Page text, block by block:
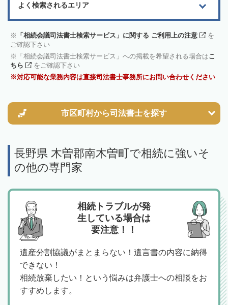
よく検索されるエリア
「相続会議司法書士検索サービス」に関する ご利用上の注意
を
ご確認下さい
「相続会議司法書士検索サービス」への掲載を希望される場合はこ
ちら
をご確認下さい
対応可能な業務内容は直接司法書士事務所にお問い合わせください
市区町村から司法書士を探す
長野県 木曽郡南木曽町で相続に強いそ
の他の専門家
相続トラブルが発
生している場合は
要注意！！
遺産分割協議がまとまらない！遺言書の内容に納得
できない！
相続放棄したい！という悩みは弁護士への相談をお
すすめします。